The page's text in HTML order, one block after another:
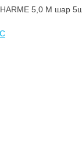
5,0 М шар